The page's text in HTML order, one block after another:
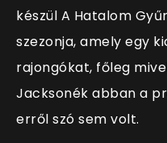
készül A Hatalom
szezonja, amely egy
rajongókat, főleg
Jacksonék abban a
erről szó sem volt.